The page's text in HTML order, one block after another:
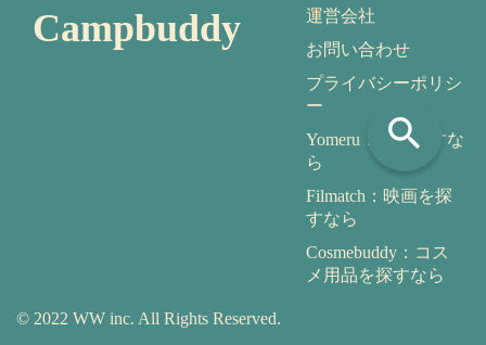
search
Campbuddy
運営会社
お問い合わせ
プライバシーポリシ
ー
Yomeru：本を探すな
ら
Filmatch：映画を探
すなら
Cosmebuddy：コス
メ用品を探すなら
© 2022 WW inc. All Rights Reserved.